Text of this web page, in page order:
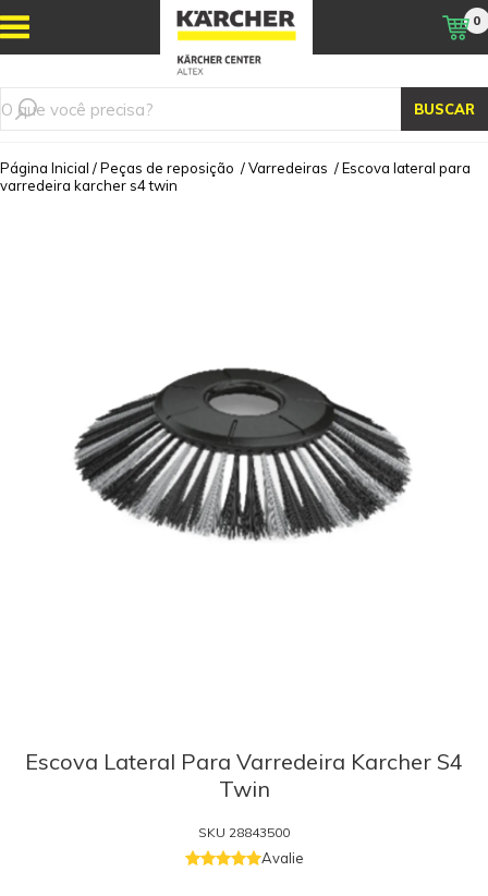
BUSCAR
0
Página Inicial /Peças de reposição /Varredeiras /Escova lateral para
varredeira karcher s4 twin
Escova Lateral Para Varredeira Karcher S4
Twin
SKU 28843500
Avalie